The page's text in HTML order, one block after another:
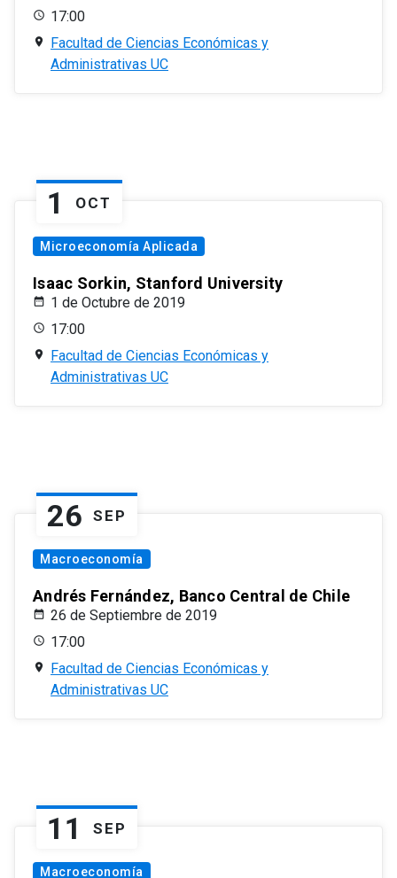
17:00
Facultad de Ciencias Económicas y
Administrativas UC
1 OCT
Microeconomía Aplicada
Isaac Sorkin, Stanford University
1 de Octubre de 2019
17:00
Facultad de Ciencias Económicas y
Administrativas UC
26 SEP
Macroeconomía
Andrés Fernández, Banco Central de Chile
26 de Septiembre de 2019
17:00
Facultad de Ciencias Económicas y
Administrativas UC
11 SEP
Macroeconomía